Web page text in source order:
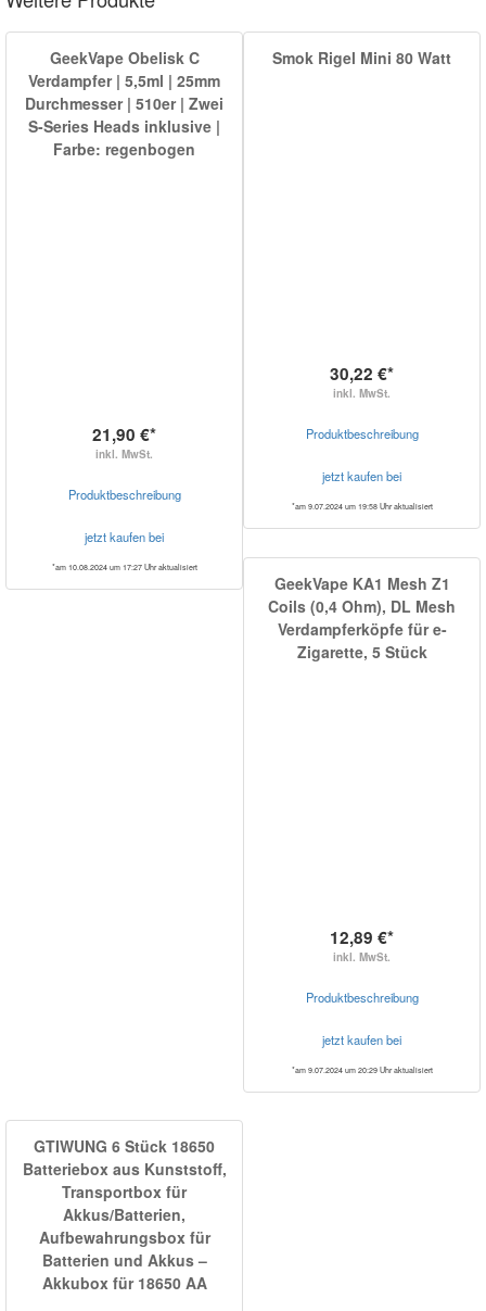
GeekVape Obelisk C
Verdampfer | 5,5ml | 25mm
Durchmesser | 510er | Zwei
S-Series Heads inklusive |
Farbe: regenbogen
21,90 €*
inkl. MwSt.
Produktbeschreibung
jetzt kaufen bei
*am 10.08.2024 um 17:27 Uhr aktualisiert
Smok Rigel Mini 80 Watt
30,22 €*
inkl. MwSt.
Produktbeschreibung
jetzt kaufen bei
*am 9.07.2024 um 19:58 Uhr aktualisiert
GeekVape KA1 Mesh Z1
Coils (0,4 Ohm), DL Mesh
Verdampferköpfe für e-
Zigarette, 5 Stück
12,89 €*
inkl. MwSt.
Produktbeschreibung
jetzt kaufen bei
*am 9.07.2024 um 20:29 Uhr aktualisiert
GTIWUNG 6 Stück 18650
Batteriebox aus Kunststoff,
Transportbox für
Akkus/Batterien,
Aufbewahrungsbox für
Batterien und Akkus –
Akkubox für 18650 AA